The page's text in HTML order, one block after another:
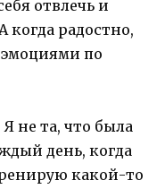
отвлечь и
когда радостно,
по
Я не та, что была
день, когда
какой-то